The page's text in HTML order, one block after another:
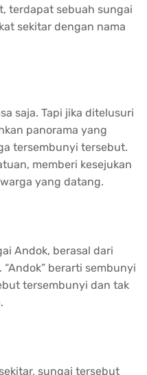
terdapat sebuah sungai
sekitar dengan nama
saja. Tapi jika ditelusuri
panorama yang
tersembunyi tersebut.
memberi kesejukan
yang datang.
Andok, berasal dari
berarti sembunyi
tersembunyi dan tak
sungai tersebut